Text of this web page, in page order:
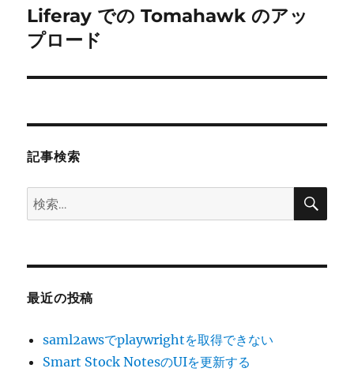
ー
シ
ン
次
の
稿:
Liferay での Tomahawk のアッ
プロード
記事検索
検
索:
検
最近の投稿
saml2awsでplaywrightを取得できない
Smart Stock NotesのUIを更新する